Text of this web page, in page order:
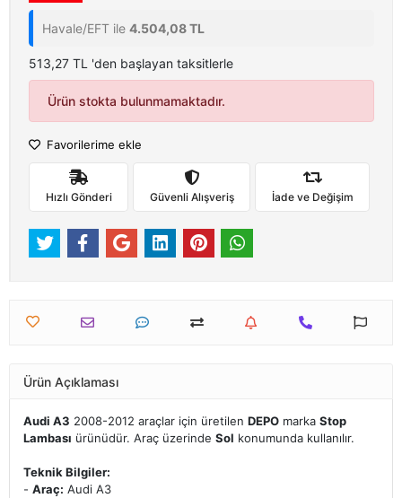
Havale/EFT ile 4.504,08 TL
513,27 TL 'den başlayan taksitlerle
Ürün stokta bulunmamaktadır.
Favorilerime ekle
Hızlı Gönderi Güvenli Alışveriş İade ve Değişim
Ürün Açıklaması
Audi A3 2008-2012 araçlar için üretilen DEPO marka Stop
Lambası ürünüdür. Araç üzerinde Sol konumunda kullanılır.
Teknik Bilgiler:
- Araç: Audi A3